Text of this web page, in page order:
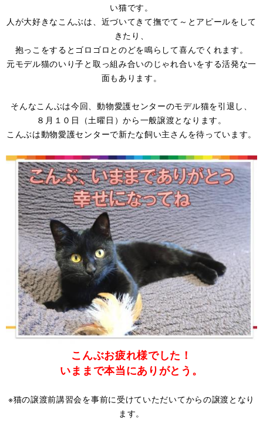
い猫です。
人が大好きなこんぶは、近づいてきて撫でて～とアピールをして
きたり、
抱っこをするとゴロゴロとのどを鳴らして喜んでくれます。
元モデル猫のいり子と取っ組み合いのじゃれ合いをする活発な一
面もあります。
そんなこんぶは今回、動物愛護センターのモデル猫を引退し、
８月１０日（土曜日）から一般譲渡となります。
こんぶは動物愛護センターで新たな飼い主さんを待っています。
こんぶお疲れ様でした！
いままで本当にありがとう。
※猫の譲渡前講習会を事前に受けていただいてからの譲渡となり
ます。